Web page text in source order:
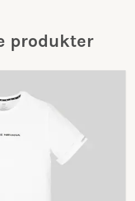
produkter